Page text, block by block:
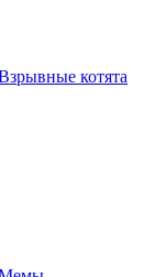
котята